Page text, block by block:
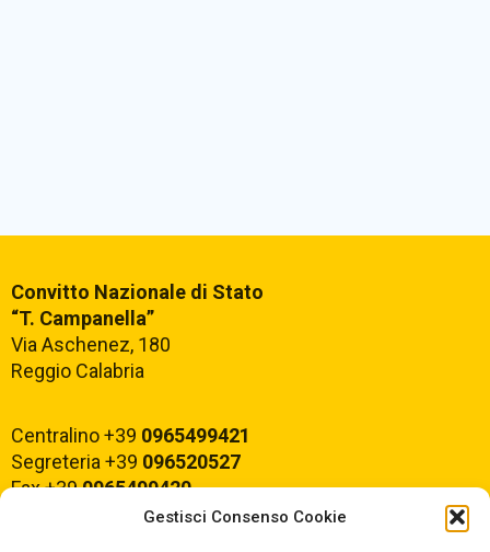
Gestisci Consenso Cookie
Convitto Nazionale di Stato
“T. Campanella”
Via Aschenez, 180
Reggio Calabria
Centralino +39 0965499421
Segreteria +39 096520527
Fax +390965499420